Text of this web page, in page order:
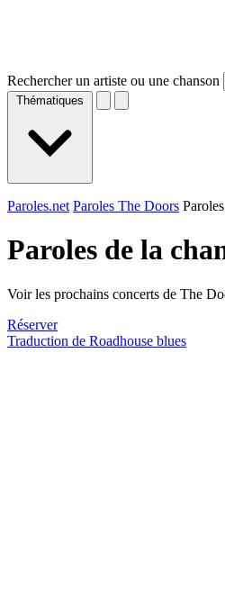
Rechercher un artiste ou une chanson
Thématiques
Paroles.net Paroles The Doors
Paroles de la
Voir les prochains concerts de The
Réserver
Traduction de Roadhouse blues